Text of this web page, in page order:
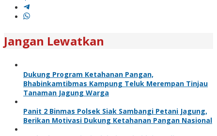
Jangan Lewatkan
Dukung Program Ketahanan Pangan,
Bhabinkamtibmas Kampung Teluk Merempan Tinjau
Tanaman Jagung Warga
Panit 2 Binmas Polsek Siak Sambangi Petani Jagung,
Berikan Motivasi Dukung Ketahanan Pangan Nasional